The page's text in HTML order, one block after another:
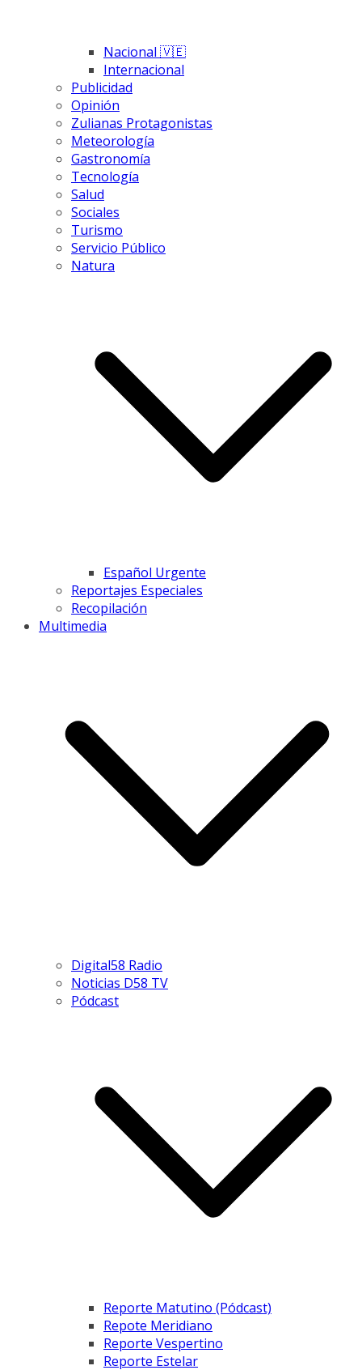
Nacional 🇻🇪
Internacional
Publicidad
Opinión
Zulianas Protagonistas
Meteorología
Gastronomía
Tecnología
Salud
Sociales
Turismo
Servicio Público
Natura
Español Urgente
Reportajes Especiales
Recopilación
Multimedia
Digital58 Radio
Noticias D58 TV
Pódcast
Reporte Matutino (Pódcast)
Repote Meridiano
Reporte Vespertino
Reporte Estelar